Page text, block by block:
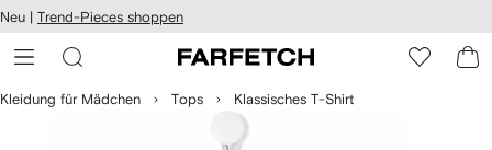
zum
Neu | Trend-Pieces shoppen
Kleidung für Mädchen Tops Klassisches T-Shirt